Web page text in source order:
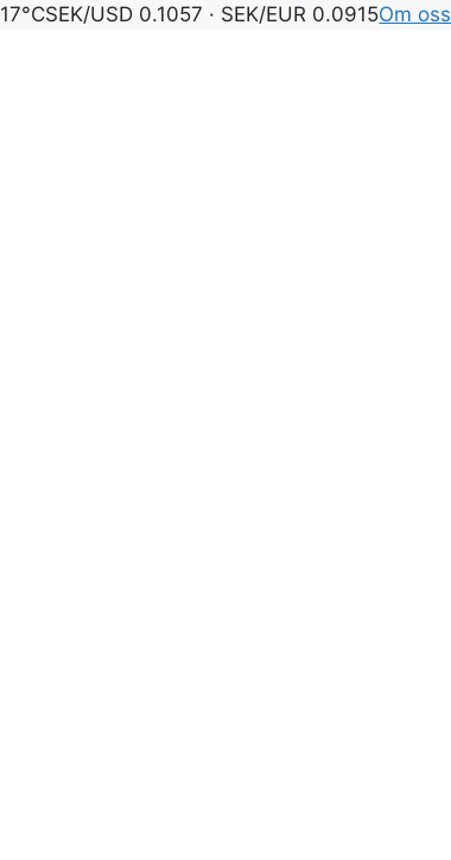
17°CSEK/USD 0.1057 · SEK/EUR 0.0915Om oss